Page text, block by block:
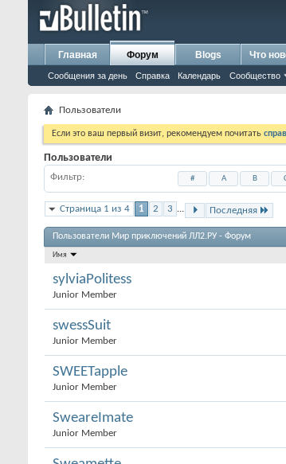
Главная Форум
Сообщения за день Справка Календарь Сообщество
Blogs Что
Пользователи
Если это ваш первый визит, рекомендуем почитать
Пользователи
Фильтр # A B
Страница 1 из 4 1 2 3 ... Последняя
Пользователи Мир приключений ЛЛ2.РУ - Форум
Имя
sylviaPolitess
Junior Member
swessSuit
Junior Member
SWEETapple
Junior Member
SweareImate
Junior Member